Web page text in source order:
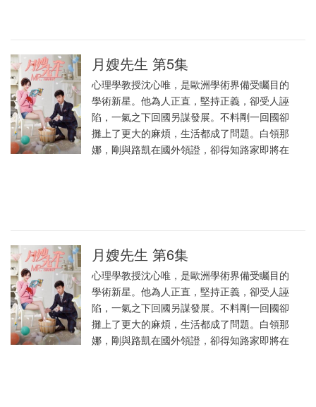
月嫂先生 第5集
心理學教授沈心唯，是歐洲學術界備受矚目的
學術新星。他為人正直，堅持正義，卻受人誣
陷，一氣之下回國另謀發展。不料剛一回國卻
攤上了更大的麻煩，生活都成了問題。白領那
娜，剛與路凱在國外領證，卻得知路家即將在
月嫂先生 第6集
心理學教授沈心唯，是歐洲學術界備受矚目的
學術新星。他為人正直，堅持正義，卻受人誣
陷，一氣之下回國另謀發展。不料剛一回國卻
攤上了更大的麻煩，生活都成了問題。白領那
娜，剛與路凱在國外領證，卻得知路家即將在